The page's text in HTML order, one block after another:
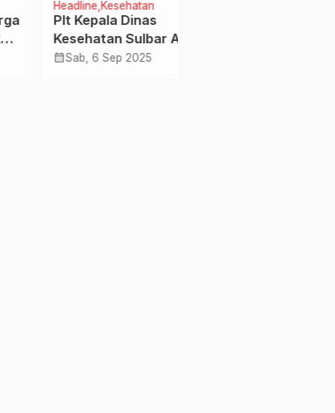
Kesehatan
Plt Kepala Dinas
Kesehatan Sulbar Ajak
Masyarakat Manfaatkan
Sab, 6 Sep 2025